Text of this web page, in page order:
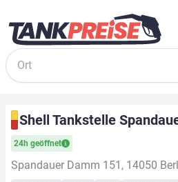
Suche
Shell Tankstelle
24h geöffnet
Spandauer Damm 151, 14050